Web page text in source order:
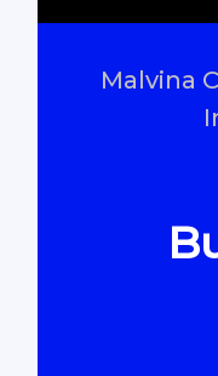
Documentare
Malvina